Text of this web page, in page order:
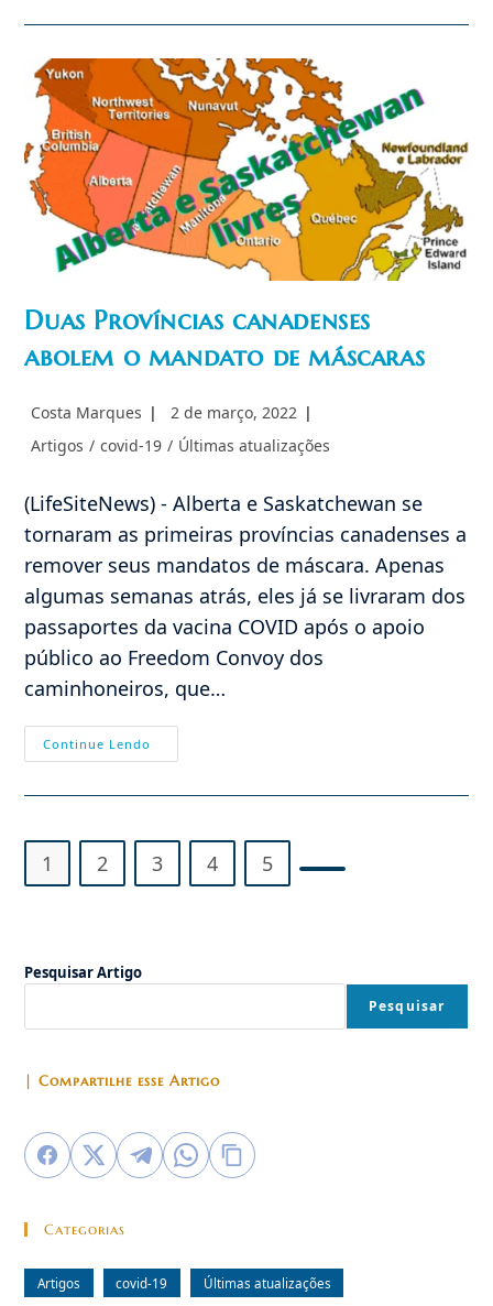
Contra
Vacinas,
É
Removido
Pelo
Vaticano
Duas Províncias canadenses
abolem o mandato de máscaras
Autor
post:
Costa Marques
Post
2 de março, 2022
Categoria
Artigos / covid-19 / Últimas atualizações
(LifeSiteNews) - Alberta e Saskatchewan se
tornaram as primeiras províncias canadenses a
remover seus mandatos de máscara. Apenas
algumas semanas atrás, eles já se livraram dos
passaportes da vacina COVID após o apoio
público ao Freedom Convoy dos
caminhoneiros, que…
Continue Lendo
Províncias
De
1 2 3 4 5
Pesquisar Artigo
Pesquisar
| Compartilhe esse Artigo
Categorias
Artigos covid-19 Últimas atualizações